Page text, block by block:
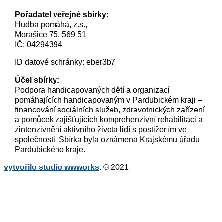
Pořadatel veřejné sbírky:
Hudba pomáhá, z.s.,
Morašice 75, 569 51
IČ: 04294394
ID datové schránky: eber3b7
Účel sbírky:
Podpora handicapovaných dětí a organizací
pomáhajících handicapovaným v Pardubickém kraji –
financování sociálních služeb, zdravotnických zařízení
a pomůcek zajišťujících komprehenzivní rehabilitaci a
zintenzivnění aktivního života lidí s postižením ve
společnosti. Sbírka byla oznámena Krajskému úřadu
Pardubického kraje.
vytvořilo studio wwworks. © 2021